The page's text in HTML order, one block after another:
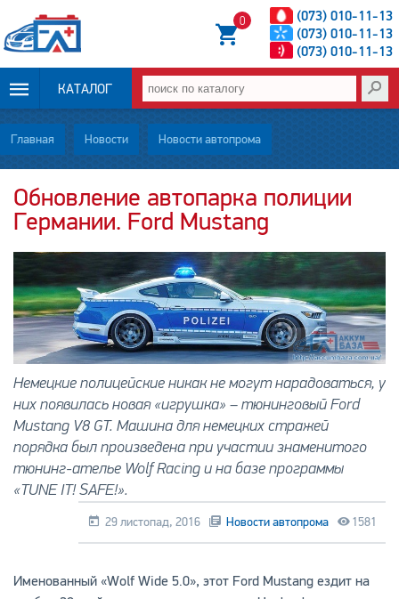
(073) 010-11-13
(073) 010-11-13
(073) 010-11-13
0
КАТАЛОГ
ОПЛАТА И
ДОСТАВКА
НОВОСТИ
СТАТЬИ
О НАС
КОНТАКТЫ
Главная Новости Новости автопрома
Обновление автопарка полиции
Германии. Ford Mustang
Немецкие полицейские никак не могут нарадоваться, у
них появилась новая «игрушка» – тюнинговый Ford
Mustang V8 GT. Машина для немецких стражей
порядка был произведена при участии знаменитого
тюнинг-ателье Wolf Racing и на базе программы
«TUNE IT! SAFE!».
29 листопад, 2016 Новости автопрома 1581
Именованный «Wolf Wide 5.0», этот Ford Mustang ездит на